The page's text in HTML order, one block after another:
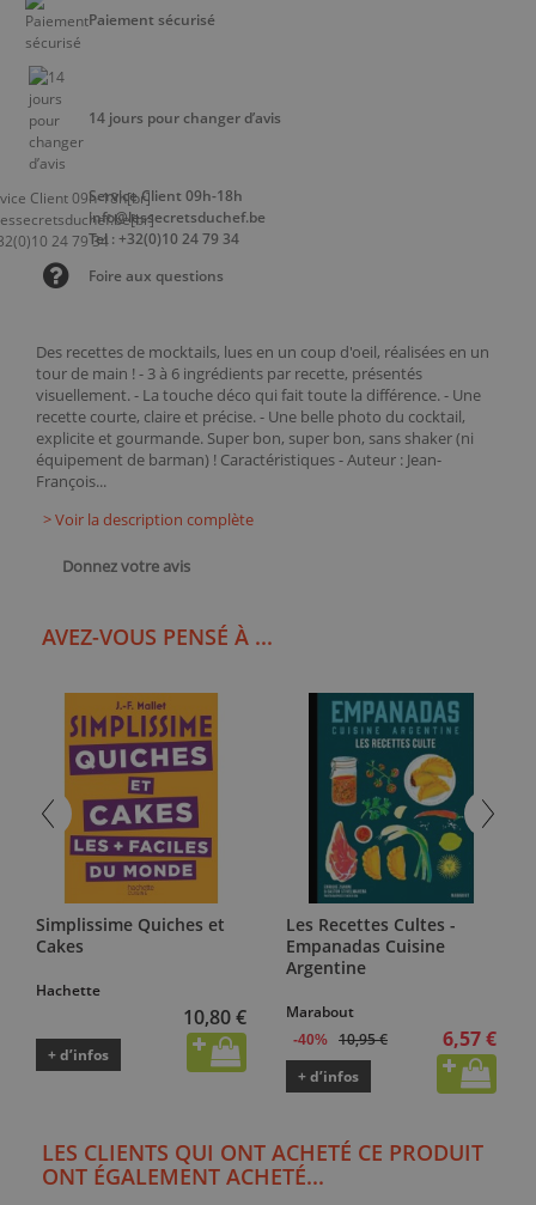
Des recettes de mocktails, lues en un coup d'oeil, réalisées en un
tour de main ! - 3 à 6 ingrédients par recette, présentés
visuellement. - La touche déco qui fait toute la différence. - Une
recette courte, claire et précise. - Une belle photo du cocktail,
explicite et gourmande. Super bon, super bon, sans shaker (ni
équipement de barman) ! Caractéristiques - Auteur : Jean-
François...
> Voir la description complète
Donnez votre avis
Paiement sécurisé
14 jours pour changer d’avis
Service Client 09h-18h
info@lessecretsduchef.be
Tel : +32(0)10 24 79 34
Foire aux questions
AVEZ-VOUS PENSÉ À ...
Simplissime Quiches et
Cakes
Hachette
10,80 €
+ d’infos
Les Recettes Cultes -
Empanadas Cuisine
Argentine
Marabout
-40% 10,95 € 6,57 €
+ d’infos
LES CLIENTS QUI ONT ACHETÉ CE PRODUIT
ONT ÉGALEMENT ACHETÉ...